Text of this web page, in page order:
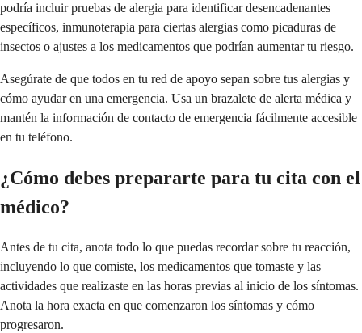
podría incluir pruebas de alergia para identificar desencadenantes
específicos, inmunoterapia para ciertas alergias como picaduras de
insectos o ajustes a los medicamentos que podrían aumentar tu riesgo.
Asegúrate de que todos en tu red de apoyo sepan sobre tus alergias y
cómo ayudar en una emergencia. Usa un brazalete de alerta médica y
mantén la información de contacto de emergencia fácilmente accesible
en tu teléfono.
¿Cómo debes prepararte para tu cita con el
médico?
Antes de tu cita, anota todo lo que puedas recordar sobre tu reacción,
incluyendo lo que comiste, los medicamentos que tomaste y las
actividades que realizaste en las horas previas al inicio de los síntomas.
Anota la hora exacta en que comenzaron los síntomas y cómo
progresaron.